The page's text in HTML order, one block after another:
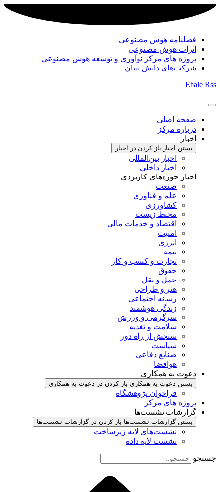
فصلنامه هوش مصنوعی
اثرات هوش مصنوعی
پروژه های مرکز نوآوری و توسعه هوش مصنوعی
شرکت‌های دانش بنیان
Ebale Rss
صفحه اصلی
درباره مرکز
اخبار
بستن اخبار باز کردن در اخبار
اخبار بین‌المللی
اخبار داخلی
اخبار حوزه‌های کاربردی
صنعت
علم و فناوری
کشاورزی
محیط زیست
اقتصاد و خدمات مالی
امنیت
انرژی
بیمه
تجارت و کسب و کار
حقوق
حمل و نقل
هنر و طراحی
رسانه اجتماعی
زندگی هوشمند
سرگرمی و ورزش
سلامت و تغذیه
سنجش از راه دور
سیاست
صنایع دفاعی
هوافضا
دعوت به همکاری
بستن دعوت به همکاری باز کردن در دعوت به همکاری
فراخوان پژوهشگاه
پروژه های مرکز
گزارشات نشست‌ها
بستن گزارشات نشست‌ها باز کردن در گزارشات نشست‌ها
نشست‌‌های لایه زیرساخت
نشست لایه داده
جستجو